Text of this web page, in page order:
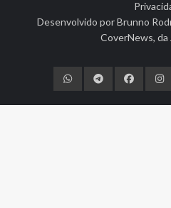
Desenvolvido porBrunno
CoverNews, da